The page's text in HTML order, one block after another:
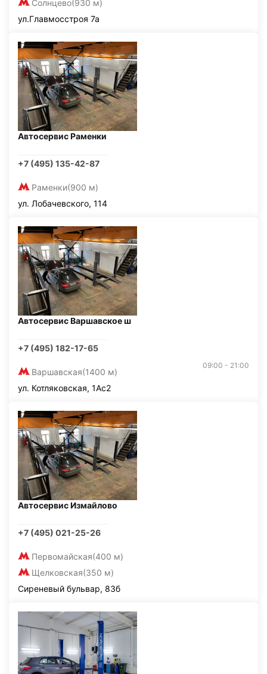
Солнцево(930 м)
ул.Главмосстроя 7а
Автосервис Раменки
+7 (495) 135-42-87
Раменки(900 м)
ул. Лобачевского, 114
Автосервис Варшавское ш
+7 (495) 182-17-65
Варшавская(1400 м)
09:00 - 21:00
ул. Котляковская, 1Ас2
Автосервис Измайлово
+7 (495) 021-25-26
Первомайская(400 м)
Щелковская(350 м)
Сиреневый бульвар, 83б